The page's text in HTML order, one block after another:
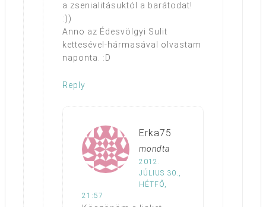
a zsenialitásuktól a barátodat!
:))
Anno az Édesvölgyi Sulit
kettesével-hármasával olvastam
naponta. :D
Reply
Erka75
mondta
2012.
JÚLIUS 30.,
HÉTFŐ,
21:57